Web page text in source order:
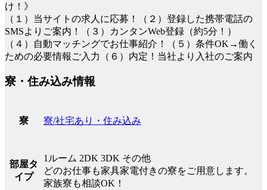
け！》
（１）当サイトの求人に応募！（２）登録した携帯電話の
SMSよりご案内！（３）カンタンWeb登録（約5分！）
（４）自動マッチングでお仕事紹介！（５）条件OK→働く
ための必要情報ご入力（６）内定！当社より入社のご案内
寮・住み込み情報
寮 寮/社宅あり・住み込み
部屋タ
イプ
1ルーム 2DK 3DK その他
どのお仕事も家具家電付きの寮をご用意します。
家族寮も相談OK！